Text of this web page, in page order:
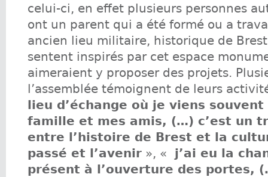
celui-ci, en effet plusieurs personnes
ont un parent qui a été formé ou a
ancien lieu militaire, historique de
sentent inspirés par cet espace
aimeraient y proposer des projets.
l’assemblée témoignent de leurs
lieu d’échange où je viens souvent
famille et mes amis, (…) c’est un
entre l’histoire de Brest et la
passé et l’avenir », «
j’ai eu la
présent à l’ouverture des portes,